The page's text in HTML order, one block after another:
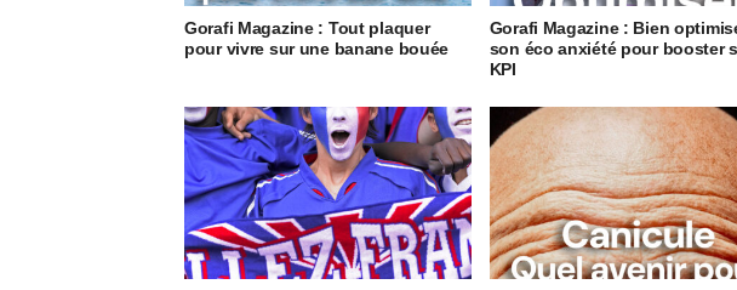
Gorafi Magazine : Tout plaquer
pour vivre sur une banane bouée
Gorafi Magazine : Bien
son éco anxiété pour booster
KPI